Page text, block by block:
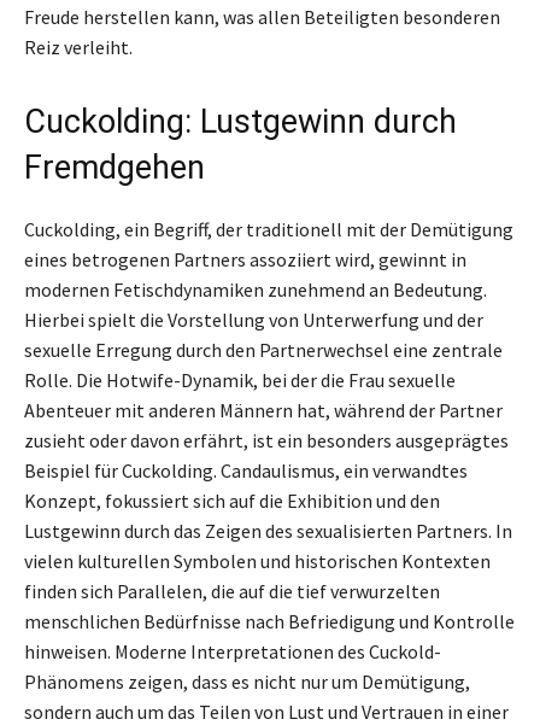
Freude herstellen kann, was allen Beteiligten besonderen
Reiz verleiht.
Cuckolding: Lustgewinn durch
Fremdgehen
Cuckolding, ein Begriff, der traditionell mit der Demütigung
eines betrogenen Partners assoziiert wird, gewinnt in
modernen Fetischdynamiken zunehmend an Bedeutung.
Hierbei spielt die Vorstellung von Unterwerfung und der
sexuelle Erregung durch den Partnerwechsel eine zentrale
Rolle. Die Hotwife-Dynamik, bei der die Frau sexuelle
Abenteuer mit anderen Männern hat, während der Partner
zusieht oder davon erfährt, ist ein besonders ausgeprägtes
Beispiel für Cuckolding. Candaulismus, ein verwandtes
Konzept, fokussiert sich auf die Exhibition und den
Lustgewinn durch das Zeigen des sexualisierten Partners. In
vielen kulturellen Symbolen und historischen Kontexten
finden sich Parallelen, die auf die tief verwurzelten
menschlichen Bedürfnisse nach Befriedigung und Kontrolle
hinweisen. Moderne Interpretationen des Cuckold-
Phänomens zeigen, dass es nicht nur um Demütigung,
sondern auch um das Teilen von Lust und Vertrauen in einer